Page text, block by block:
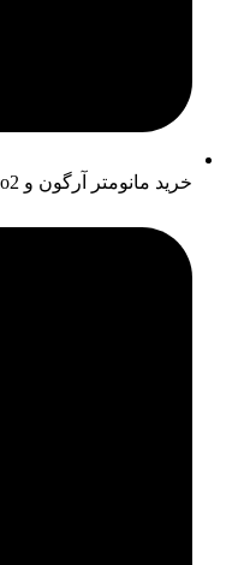
خرید مانومتر آرگون و co2